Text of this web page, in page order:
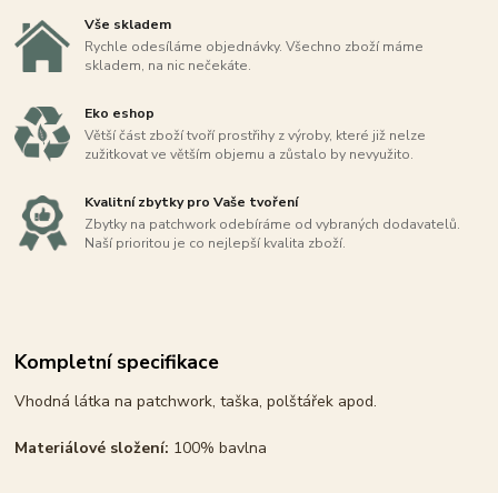
Vše skladem
Rychle odesíláme objednávky. Všechno zboží máme
skladem, na nic nečekáte.
Eko eshop
Větší část zboží tvoří prostřihy z výroby, které již nelze
zužitkovat ve větším objemu a zůstalo by nevyužito.
Kvalitní zbytky pro Vaše tvoření
Zbytky na patchwork odebíráme od vybraných dodavatelů.
Naší prioritou je co nejlepší kvalita zboží.
Kompletní specifikace
Vhodná látka na patchwork, taška, polštářek apod.
Materiálové složení: 100% bavlna